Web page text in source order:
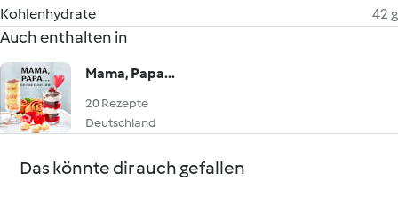
Kohlenhydrate
42 g
Auch enthalten in
Mama, Papa...
20 Rezepte
Deutschland
Das könnte dir auch gefallen